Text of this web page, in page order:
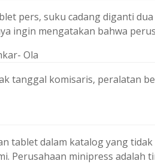
pers, suku cadang diganti
ingin mengatakan bahwa
Ola
tanggal komisaris, peralatan
tablet dalam katalog yang
Perusahaan minipress adalah